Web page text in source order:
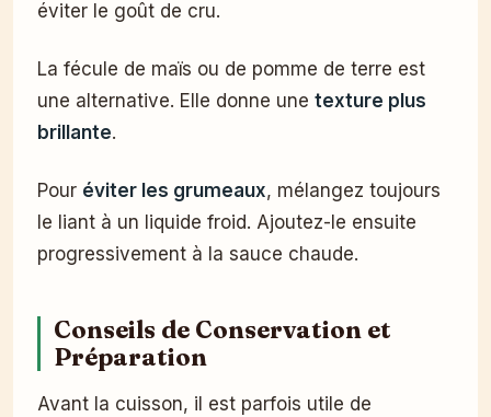
éviter le goût de cru.
La fécule de maïs ou de pomme de terre est
une alternative. Elle donne une texture plus
brillante.
Pour éviter les grumeaux, mélangez toujours
le liant à un liquide froid. Ajoutez-le ensuite
progressivement à la sauce chaude.
Conseils de Conservation et
Préparation
Avant la cuisson, il est parfois utile de